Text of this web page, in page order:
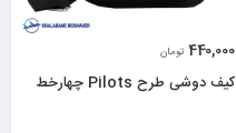
440,000 تومان
کیف دوشی طرح Pilots چهارخط